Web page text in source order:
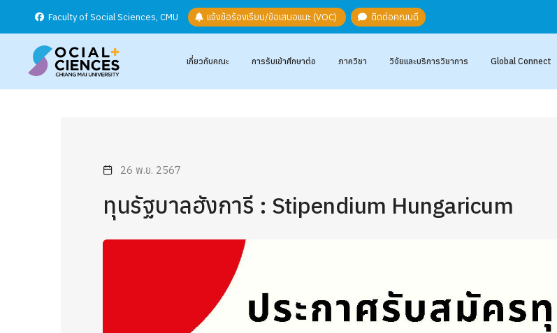
Faculty of Social Sciences, CMU แจ้งข้อร้องเรียน/ข้อเสนอแนะ (VOC) ติดต่อคณบดี
เกี่ยวกับคณะ การรับเข้าศึกษาต่อ ภาควิชา วิจัยและบริการวิชาการ Global Connect
26 พ.ย. 2567
ทุนรัฐบาลฮังการี : Stipendium Hungaricum